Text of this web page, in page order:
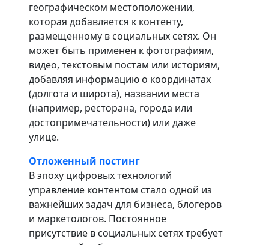
географическом местоположении,
которая добавляется к контенту,
размещенному в социальных сетях. Он
может быть применен к фотографиям,
видео, текстовым постам или историям,
добавляя информацию о координатах
(долгота и широта), названии места
(например, ресторана, города или
достопримечательности) или даже
улице.
Отложенный постинг
В эпоху цифровых технологий
управление контентом стало одной из
важнейших задач для бизнеса, блогеров
и маркетологов. Постоянное
присутствие в социальных сетях требует